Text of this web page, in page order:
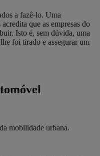
a fazê-lo. Uma
que as empresas do
Isto é, sem dúvida, uma
foi tirado e assegurar um
mobilidade urbana.